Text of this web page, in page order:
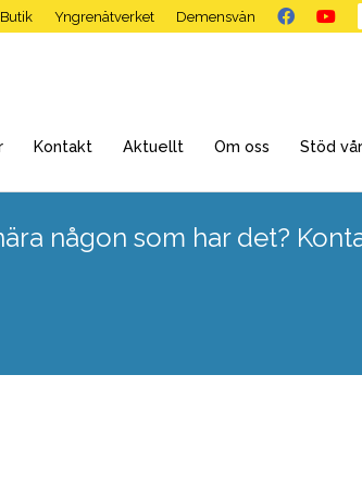
Butik Yngrenätverket Demensvän
Kontakt Aktuellt Om oss Stöd
någon som har det?